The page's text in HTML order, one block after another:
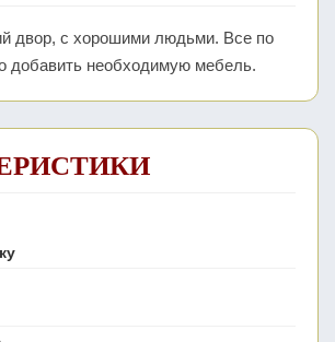
двор, с хорошими людьми. Все по
добавить необходимую мебель.